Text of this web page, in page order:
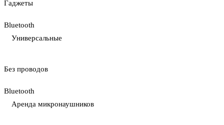
Гаджеты
Bluetooth
Универсальные
Без проводов
Bluetooth
Аренда микронаушников